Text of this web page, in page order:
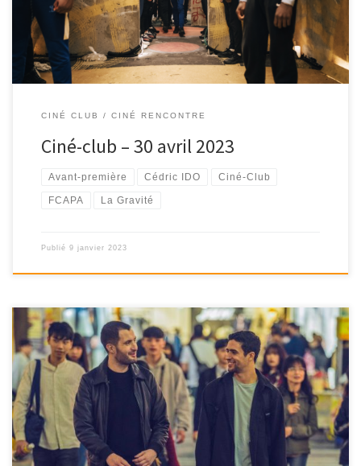
CINÉ CLUB / CINÉ RENCONTRE
Ciné-club – 30 avril 2023
Avant-première Cédric IDO Ciné-Club
FCAPA La Gravité
Publié 9 janvier 2023
Avant-première « Pour la France » en présence du réalisateur
Rachid Hami, le dimanche 22 janvier 2023 à 16h00